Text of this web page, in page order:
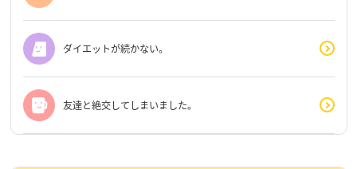
ダイエットが続かない。
友達と絶交してしまいました。